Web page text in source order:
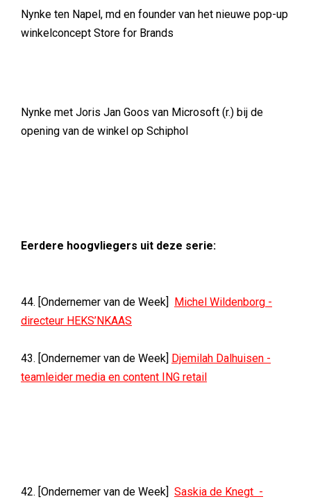
Nynke ten Napel, md en founder van het nieuwe pop-up
winkelconcept Store for Brands
Nynke met Joris Jan Goos van Microsoft (r.) bij de
opening van de winkel op Schiphol
Eerdere hoogvliegers uit deze serie:
44. [Ondernemer van de Week] Michel Wildenborg -
directeur HEKS’NKAAS
43. [Ondernemer van de Week] Djemilah Dalhuisen -
teamleider media en content ING retail
42. [Ondernemer van de Week] Saskia de Knegt -